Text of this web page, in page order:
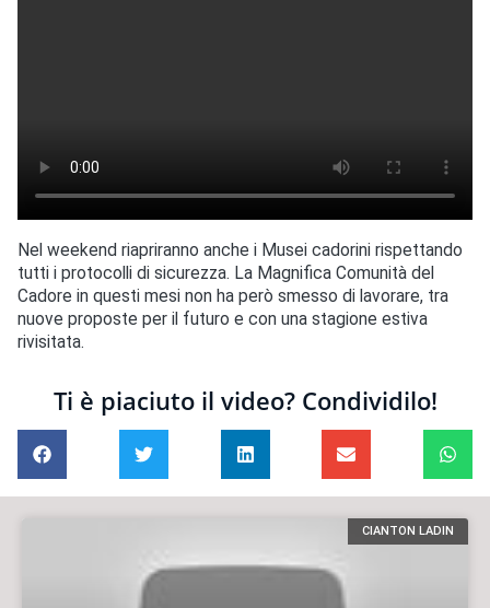
Nel weekend riapriranno anche i Musei cadorini rispettando
tutti i protocolli di sicurezza. La Magnifica Comunità del
Cadore in questi mesi non ha però smesso di lavorare, tra
nuove proposte per il futuro e con una stagione estiva
rivisitata.
Ti è piaciuto il video? Condividilo!
CIANTON LADIN